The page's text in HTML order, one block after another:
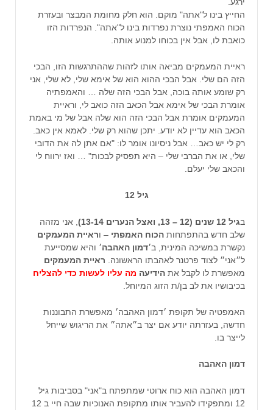
החייץ בינו ל"אתה" מוקם. הוא חלק מחומת המבצר ובעזרת
הכוח האמפתי נוצרת נפרדות בינו ל"אתה". הנפרדות הזו
כואבת לו, אבל אין בכוחו למנוע אותה.
ראיית המעמקים מביאה אותו לזהות שההתרגשות הזו, הבכי
הזה הם שלי. אבל הבכי ההוא הוא של אימא שלי, לא שלי, אני
רק שומע אותה בוכה, אבל הבכי הזה שלה … והאמפתיה
אומרת הבכי של אימא אבל הכאב הזה כואב לי, וראיית
המעמקים אומרת אבל הבכי הזה הוא שלה אבל של מי באמת
הכאב הוא עדיין לא יודע. יתכן שהוא רק שלי. לאמא אין כאב.
רק לי יש כאב… אבל ניסיונו אומר לו: "אם אתן לה את הדובי
שלי, או את הברבי שלי – היא תפסיק לבכות" … ואז ירווח לי
והכאב שלי יעלם.
גיל 12
בגיל 12 שנים (12 – 13, ואצל הנערים 13-14)
, אני מזהה
שלב חדש בהתפתחות הכוח האמפתי – וראיית המעמקים
נקשרת במשיכה המינית, ב׳דמון האהבה׳ והיא שמסייעת
ל״אני״ לצוד פרטנר לאהבתו הראשונה. ראיית המעמקים
מאפשרת לו לקבל את הידיעה מה עליו לעשות כדי להצליח
בכיבושיו את לב בן/ת הזוג המיוחל.
האמפטיה של תקופת ׳דמון האהבה׳ מאפשרת התבוננות
חדשה, בעזרתה יודע אם יצר ב״אתה״ את הריגוש שייחל
לייצר בו.
דמון האהבה
דמון האהבה הוא כוח ארוטי שמתפתח ב"אני" בסביבות גיל
12 ומתפקידו להעביר אותו מתקופת האנוכיות שבה חיי ב 12